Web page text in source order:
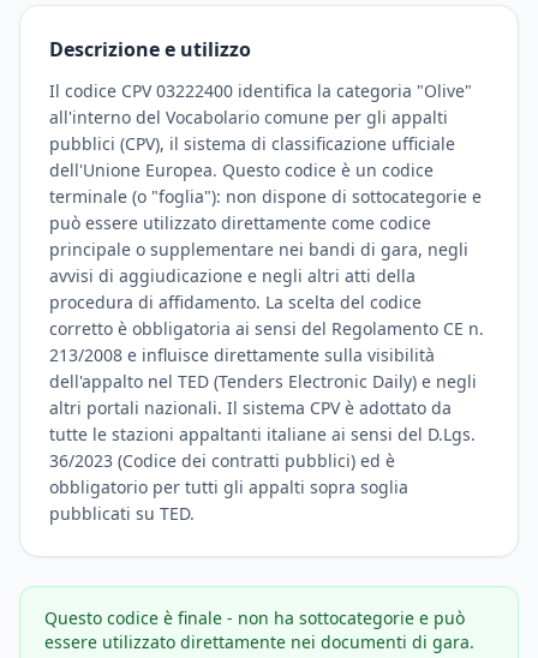
Descrizione e utilizzo
Il codice CPV 03222400 identifica la categoria "Olive"
all'interno del Vocabolario comune per gli appalti
pubblici (CPV), il sistema di classificazione ufficiale
dell'Unione Europea. Questo codice è un codice
terminale (o "foglia"): non dispone di sottocategorie e
può essere utilizzato direttamente come codice
principale o supplementare nei bandi di gara, negli
avvisi di aggiudicazione e negli altri atti della
procedura di affidamento. La scelta del codice
corretto è obbligatoria ai sensi del Regolamento CE n.
213/2008 e influisce direttamente sulla visibilità
dell'appalto nel TED (Tenders Electronic Daily) e negli
altri portali nazionali. Il sistema CPV è adottato da
tutte le stazioni appaltanti italiane ai sensi del D.Lgs.
36/2023 (Codice dei contratti pubblici) ed è
obbligatorio per tutti gli appalti sopra soglia
pubblicati su TED.
Questo codice è finale - non ha sottocategorie e può
essere utilizzato direttamente nei documenti di gara.